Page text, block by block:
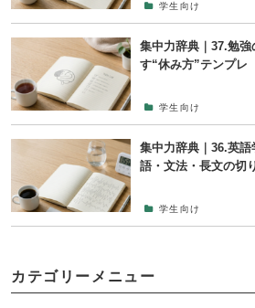
学生向け
集中力辞典｜37.勉
す“休み方”テンプレ
学生向け
集中力辞典｜36.英
語・文法・長文の切
学生向け
カテゴリーメニュー